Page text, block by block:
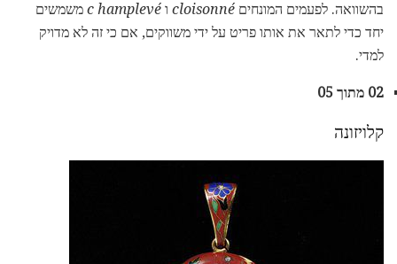
בהשוואה. לפעמים המונחים cloisonné ו c hamplevé
משמשים
יחד כדי לתאר את אותו פריט על ידי משווקים, אם כי זה לא מדויק
למדי.
02 מתוך 05
קלויזונה